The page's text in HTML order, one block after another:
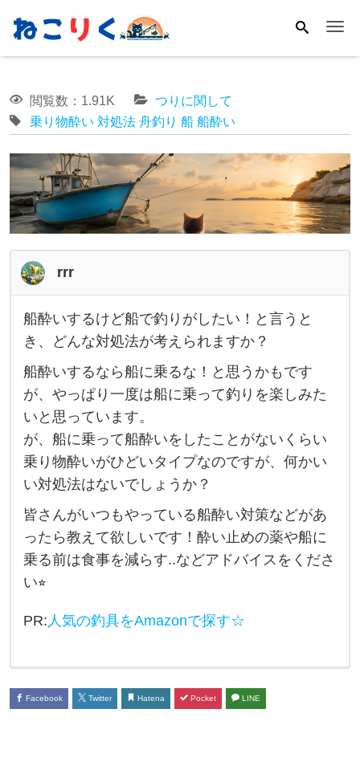
閲覧数：1.91K
つりに関して
乗り物酔い 対処法 舟釣り 船 船酔い
rrr
船
酔
い
す
る
け
ど
で
釣
り
し
い
！
船酔いするけど船で釣りがしたい！と言うと
き、どんな対処法が考えられますか？
船酔いするなら船に乗るな！と思うかもです
が、やっぱり一度は船に乗って釣りを楽しみた
いと思っています。
が、船に乗って船酔いをしたことがないくらい
乗り物酔いがひどいタイプなのですが、何かい
い対処法はないでしょうか？
皆さんがいつもやっている船酔い対策などがあ
ったら教えて欲しいです！酔い止めの薬や船に
乗る前は食事を減らす..などアドバイスをくださ
い⭐︎
PR: 人気の釣具をAmazonで探す☆
Facebook Twitter Hatena Pocket LINE